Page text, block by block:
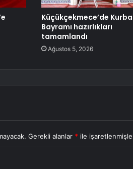
Küçükçekmece’de
Bayramı hazırlıkları
tamamlandı
Ağustos 5, 2026
Gerekli alanlar * ile